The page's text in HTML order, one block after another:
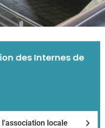
des Internes de
locale